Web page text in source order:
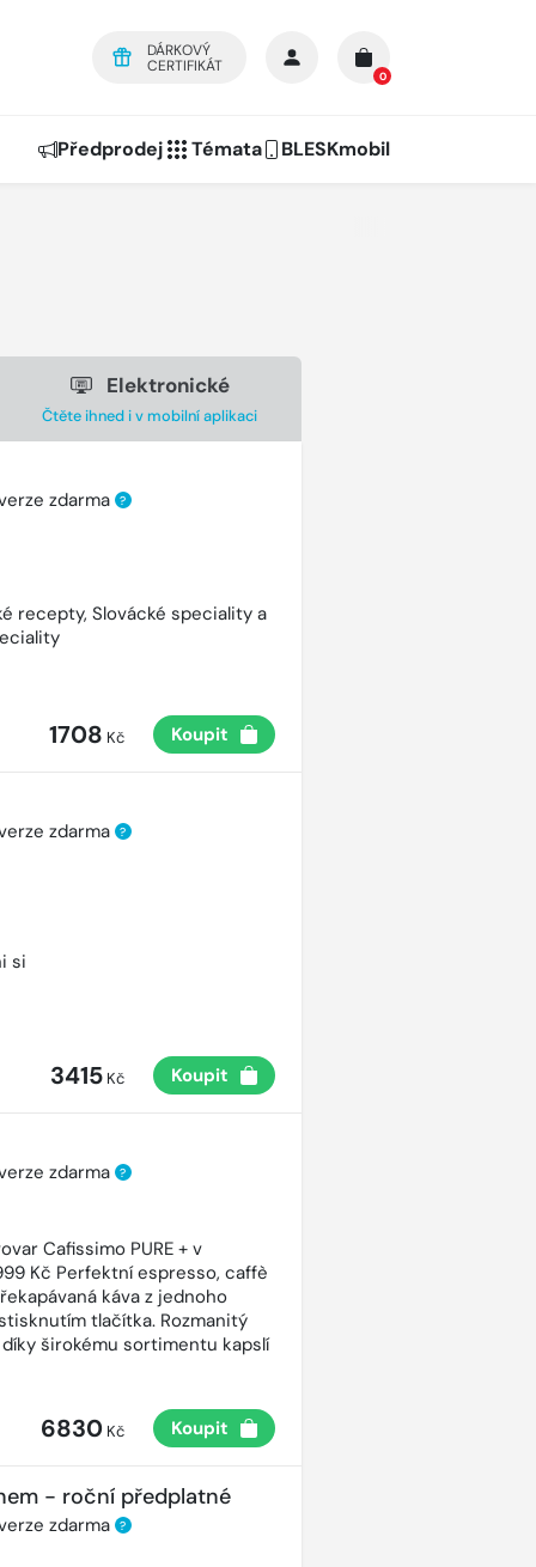
DÁRKOVÝ
CERTIFIKÁT
0
Předprodej Témata BLESKmobil
Elektronické
Čtěte ihned i v mobilní aplikaci
zdarma ?
recepty, Slovácké speciality a
1708 Kč Koupit
zdarma ?
si
3415Kč Koupit
zdarma ?
Cafissimo PURE + v
Kč Perfektní espresso, caffè
káva z jednoho
tlačítka. Rozmanitý
širokému sortimentu kapslí
6830Kč Koupit
- roční předplatné
zdarma ?